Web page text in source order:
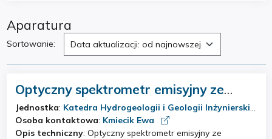
Aparatura
Sortowanie: Data aktualizacji: od najnowszej
Optyczny spektrometr emisyjny ze
wzbudzeniem w plazmie indukcyjnie
sprzężonej (ICP-OES)
Jednostka: Katedra Hydrogeologii i Geologii Inżynierskiej
Osoba kontaktowa: Kmiecik Ewa
Opis techniczny: Optyczny spektrometr emisyjny ze